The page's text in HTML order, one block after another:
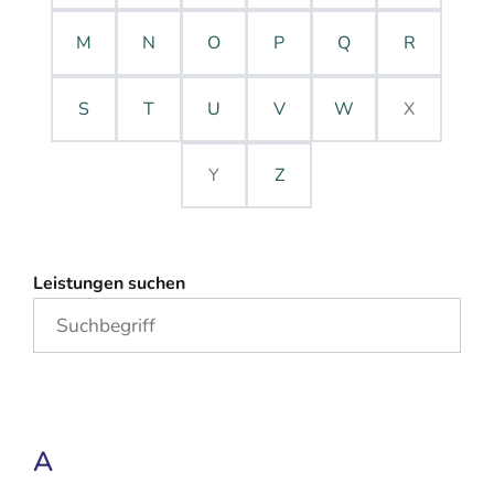
M N O P Q R
S T U V W X
Y Z
Leistungen suchen
A